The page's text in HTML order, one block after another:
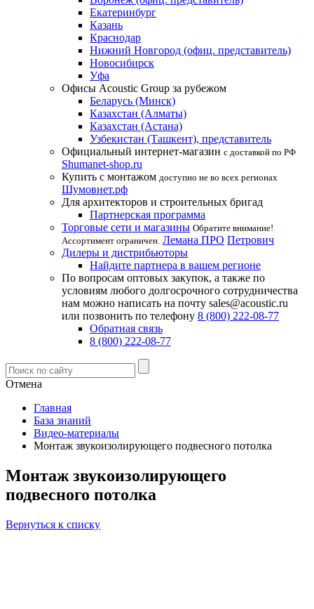
Екатеринбург
Казань
Краснодар
Нижний Новгород (офиц. представитель)
Новосибирск
Уфа
Офисы Acoustic Group за рубежом
Беларусь (Минск)
Казахстан (Алматы)
Казахстан (Астана)
Узбекистан (Ташкент), представитель
Официальный интернет-магазин с доставкой по РФ
Shumanet-shop.ru
Купить с монтажом доступно не во всех регионах
Шумовнет.рф
Для архитекторов и строительных бригад
Партнерская программа
Торговые сети и магазины Обратите внимание!
Ассортимент ограничен. Лемана ПРО Петрович
Дилеры и дистрибьюторы
Найдите партнера в вашем регионе
По вопросам оптовых закупок, а также по
условиям любого долгосрочного сотрудничества
нам можно написать на почту sales@acoustic.ru
или позвонить по телефону 8 (800) 222-08-77
Обратная связь
8 (800) 222-08-77
Отмена
Главная
База знаний
Видео-материалы
Монтаж звукоизолирующего подвесного потолка
Монтаж звукоизолирующего
подвесного потолка
Вернуться к списку